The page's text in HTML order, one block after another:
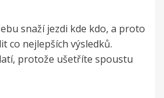
snaží jezdi kde kdo, a proto
co nejlepších výsledků.
protože ušetříte spoustu